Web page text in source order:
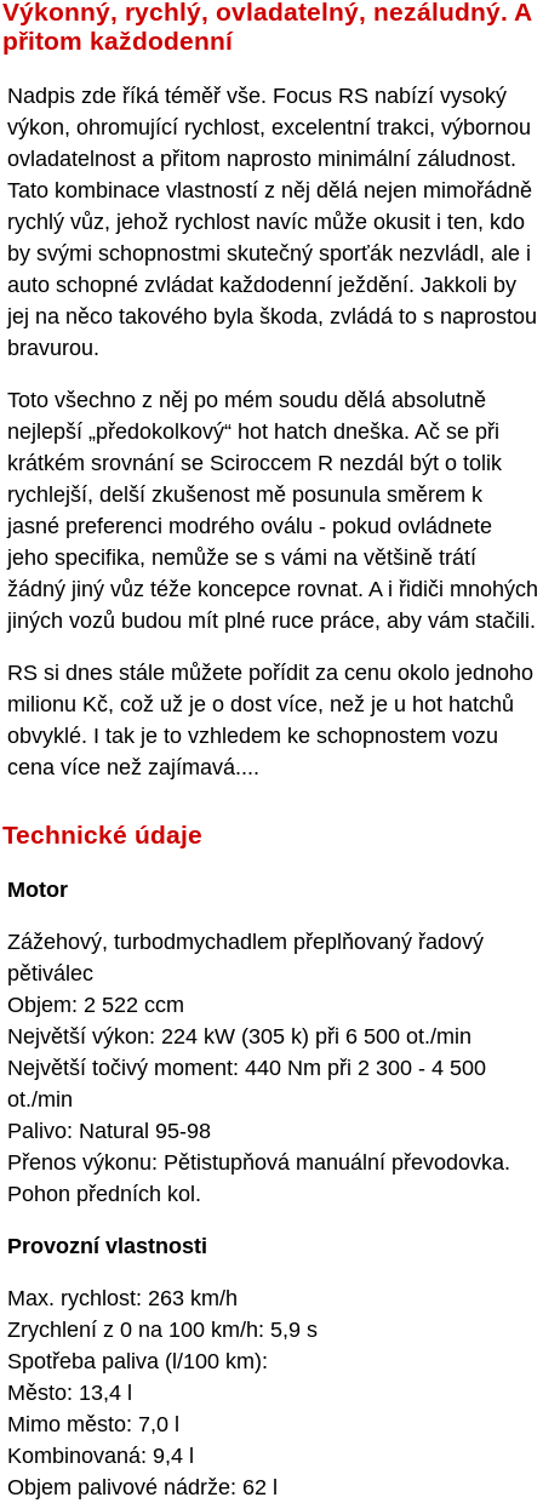
Výkonný, rychlý, ovladatelný, nezáludný. A
přitom každodenní
Nadpis zde říká téměř vše. Focus RS nabízí vysoký
výkon, ohromující rychlost, excelentní trakci, výbornou
ovladatelnost a přitom naprosto minimální záludnost.
Tato kombinace vlastností z něj dělá nejen mimořádně
rychlý vůz, jehož rychlost navíc může okusit i ten, kdo
by svými schopnostmi skutečný sporťák nezvládl, ale i
auto schopné zvládat každodenní ježdění. Jakkoli by
jej na něco takového byla škoda, zvládá to s naprostou
bravurou.
Toto všechno z něj po mém soudu dělá absolutně
nejlepší „předokolkový“ hot hatch dneška. Ač se při
krátkém srovnání se Sciroccem R nezdál být o tolik
rychlejší, delší zkušenost mě posunula směrem k
jasné preferenci modrého oválu - pokud ovládnete
jeho specifika, nemůže se s vámi na většině trátí
žádný jiný vůz téže koncepce rovnat. A i řidiči mnohých
jiných vozů budou mít plné ruce práce, aby vám stačili.
RS si dnes stále můžete pořídit za cenu okolo jednoho
milionu Kč, což už je o dost více, než je u hot hatchů
obvyklé. I tak je to vzhledem ke schopnostem vozu
cena více než zajímavá....
Technické údaje
Motor
Zážehový, turbodmychadlem přeplňovaný řadový
pětiválec
Objem: 2 522 ccm
Největší výkon: 224 kW (305 k) při 6 500 ot./min
Největší točivý moment: 440 Nm při 2 300 - 4 500
ot./min
Palivo: Natural 95-98
Přenos výkonu: Pětistupňová manuální převodovka.
Pohon předních kol.
Provozní vlastnosti
Max. rychlost: 263 km/h
Zrychlení z 0 na 100 km/h: 5,9 s
Spotřeba paliva (l/100 km):
Město: 13,4 l
Mimo město: 7,0 l
Kombinovaná: 9,4 l
Objem palivové nádrže: 62 l